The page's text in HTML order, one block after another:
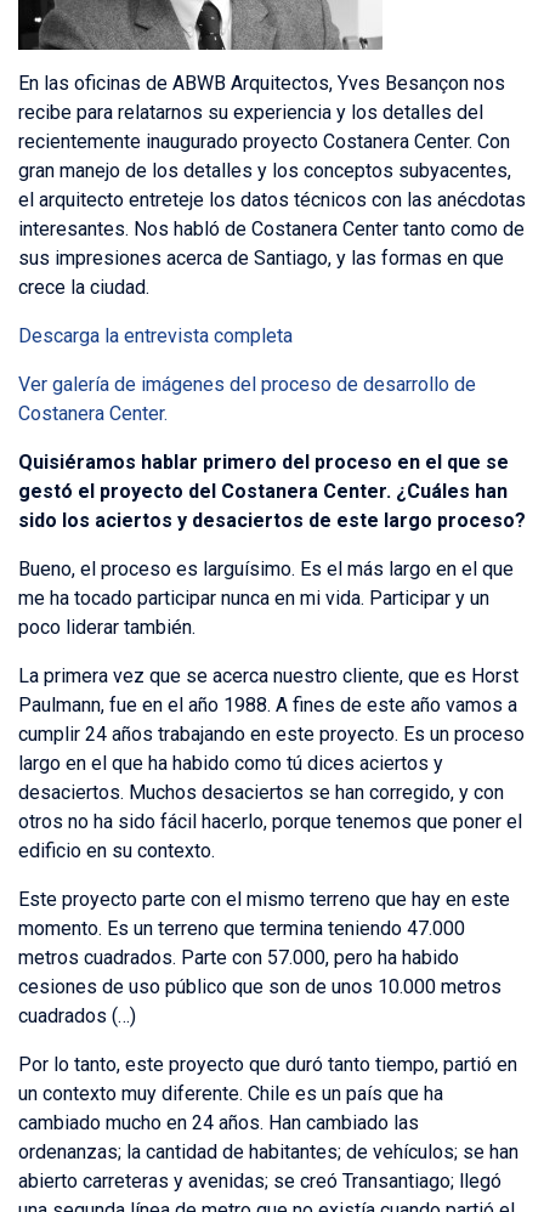
En las oficinas de ABWB Arquitectos, Yves Besançon nos
recibe para relatarnos su experiencia y los detalles del
recientemente inaugurado proyecto Costanera Center. Con
gran manejo de los detalles y los conceptos subyacentes,
el arquitecto entreteje los datos técnicos con las anécdotas
interesantes. Nos habló de Costanera Center tanto como de
sus impresiones acerca de Santiago, y las formas en que
crece la ciudad.
Descarga la entrevista completa
Ver galería de imágenes del proceso de desarrollo de
Costanera Center.
Quisiéramos hablar primero del proceso en el que se
gestó el proyecto del Costanera Center. ¿Cuáles han
sido los aciertos y desaciertos de este largo proceso?
Bueno, el proceso es larguísimo. Es el más largo en el que
me ha tocado participar nunca en mi vida. Participar y un
poco liderar también.
La primera vez que se acerca nuestro cliente, que es Horst
Paulmann, fue en el año 1988. A fines de este año vamos a
cumplir 24 años trabajando en este proyecto. Es un proceso
largo en el que ha habido como tú dices aciertos y
desaciertos. Muchos desaciertos se han corregido, y con
otros no ha sido fácil hacerlo, porque tenemos que poner el
edificio en su contexto.
Este proyecto parte con el mismo terreno que hay en este
momento. Es un terreno que termina teniendo 47.000
metros cuadrados. Parte con 57.000, pero ha habido
cesiones de uso público que son de unos 10.000 metros
cuadrados (…)
Por lo tanto, este proyecto que duró tanto tiempo, partió en
un contexto muy diferente. Chile es un país que ha
cambiado mucho en 24 años. Han cambiado las
ordenanzas; la cantidad de habitantes; de vehículos; se han
abierto carreteras y avenidas; se creó Transantiago; llegó